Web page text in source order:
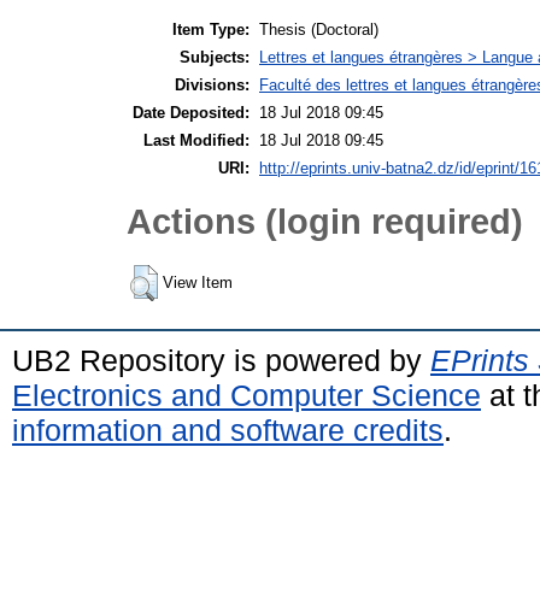
Item Type: Thesis (Doctoral)
Subjects:
Lettres et langues étrangères > Langue
Divisions:
Faculté des lettres et langues
Date Deposited:
18 Jul 2018 09:45
Last Modified:
18 Jul 2018 09:45
URI:
http://eprints.univ-batna2.dz/id/eprint/
Actions (login required)
View Item
UB2 Repository is powered by EPrints
Electronics and Computer Science at
information and software credits.